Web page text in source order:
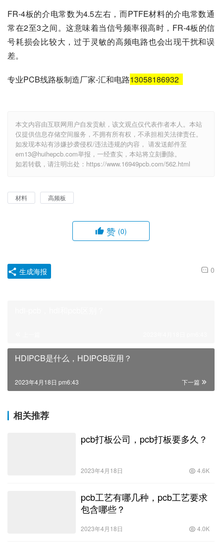
FR-4板的介电常数为4.5左右，而PTFE材料的介电常数通
常在2至3之间。这意味着当信号频率很高时，FR-4板的信
号耗损会比较大，过于灵敏的高频电路也会出现干扰和误
差。
专业PCB线路板制造厂家-汇和电路13058186932
本文内容由互联网用户自发贡献，该文观点仅代表作者本人。本站
仅提供信息存储空间服务，不拥有所有权，不承担相关法律责任。
如发现本站有涉嫌抄袭侵权/违法违规的内容， 请发送邮件至
em13@huihepcb.com举报，一经查实，本站将立刻删除。
如若转载，请注明出处：https://www.16949pcb.com/562.html
材料 高频板
赞 (0)
0
生成海报
HDIPCB是什么，HDIPCB应用？
下一篇
2023年4月18日 pm6:43
相关推荐
pcb打板公司，pcb打板要多久？
2023年4月18日 4.6K
pcb工艺有哪几种，pcb工艺要求
包含哪些？
2023年4月18日 4.0K